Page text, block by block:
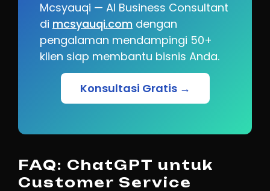
Mcsyauqi — AI Business Consultant
di mcsyauqi.com dengan
pengalaman mendampingi 50+
klien siap membantu bisnis Anda.
Konsultasi Gratis →
FAQ: ChatGPT untuk
Customer Service